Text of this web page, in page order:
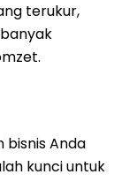
terukur,
bisnis Anda
kunci untuk